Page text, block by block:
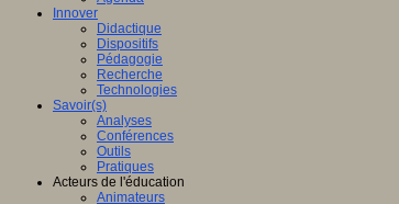
Innover
Didactique
Dispositifs
Pédagogie
Recherche
Technologies
Savoir(s)
Analyses
Conférences
Outils
Pratiques
Acteurs de l'éducation
Animateurs